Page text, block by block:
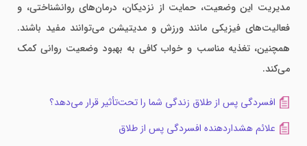
مدیریت این وضعیت، حمایت از نزدیکان، درمان‌های روانشناختی، و
فعالیت‌های فیزیکی مانند ورزش و مدیتیشن می‌توانند مفید باشند.
همچنین، تغذیه مناسب و خواب کافی به بهبود وضعیت روانی کمک
می‌کند.
افسردگی پس از طلاق زندگی شما را تحت‌تأثیر قرار می‌دهد؟
علائم هشداردهنده افسردگی پس از طلاق